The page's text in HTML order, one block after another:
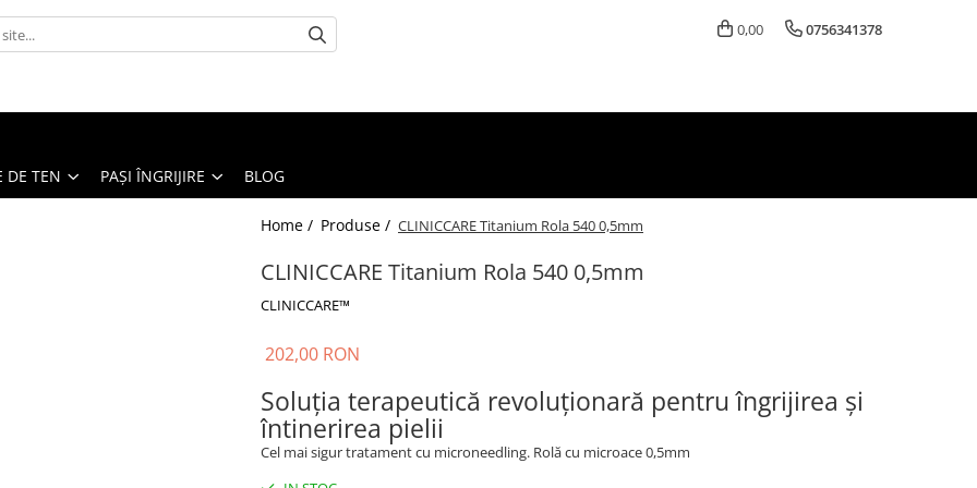
0,00 0756341378
DE TEN PAȘI ÎNGRIJIRE BLOG
Home / Produse / CLINICCARE Titanium Rola 540 0,5mm
CLINICCARE Titanium Rola 540 0,5mm
CLINICCARE™
202,00 RON
Soluția terapeutică revoluționară pentru îngrijirea și
întinerirea pielii
Cel mai sigur tratament cu microneedling. Rolă cu microace 0,5mm